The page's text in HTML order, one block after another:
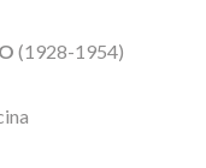
(1928-1954)